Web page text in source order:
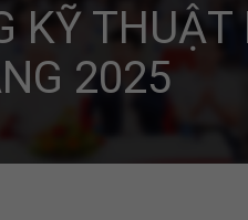
KỸ THUẬT
2025